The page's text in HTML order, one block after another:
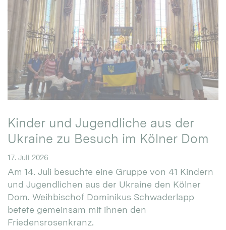
Kinder und Jugendliche aus der
Ukraine zu Besuch im Kölner Dom
17. Juli 2026
Am 14. Juli besuchte eine Gruppe von 41 Kindern
und Jugendlichen aus der Ukraine den Kölner
Dom. Weihbischof Dominikus Schwaderlapp
betete gemeinsam mit ihnen den
Friedensrosenkranz.